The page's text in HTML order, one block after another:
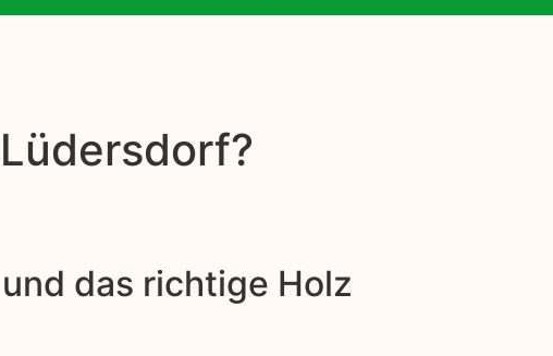
das richtige Holz